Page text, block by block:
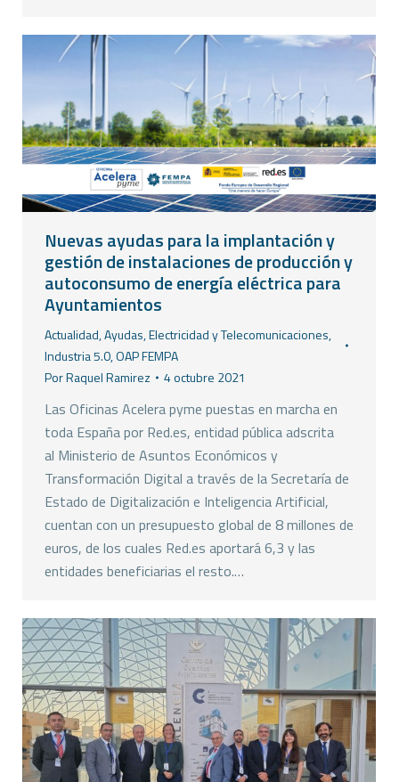
Nuevas ayudas para la implantación y
gestión de instalaciones de producción y
autoconsumo de energía eléctrica para
Ayuntamientos
Actualidad,Ayudas,Electricidad y Telecomunicaciones,
Industria 5.0,OAP FEMPA
PorRaquel Ramirez 4 octubre 2021
Las Oficinas Acelera pyme puestas en marcha en
toda España por Red.es, entidad pública adscrita
al Ministerio de Asuntos Económicos y
Transformación Digital a través de la Secretaría de
Estado de Digitalización e Inteligencia Artificial,
cuentan con un presupuesto global de 8 millones de
euros, de los cuales Red.es aportará 6,3 y las
entidades beneficiarias el resto.…